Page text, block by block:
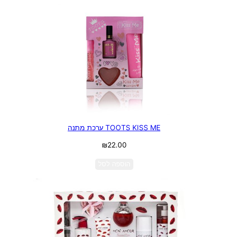
TOOTS KISS ME ערכת מתנה
₪22.00